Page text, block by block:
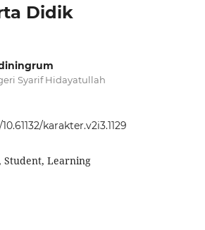
Didik
Syarif Hidayatullah
karakter.v2i3.1129
Student, Learning